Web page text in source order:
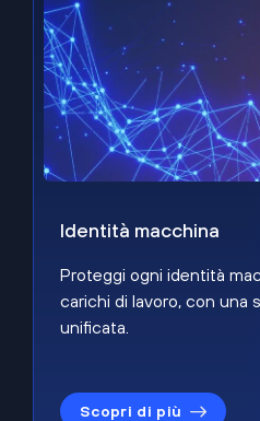
Identità macchina
Proteggi ogni identità
carichi di lavoro, con una
unificata.
Scopri di più